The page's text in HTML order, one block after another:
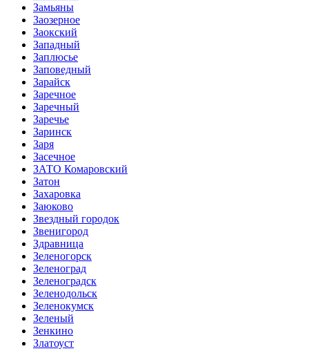
Замьяны
Заозерное
Заокский
Западный
Заплюсье
Заповедный
Зарайск
Заречное
Заречный
Заречье
Заринск
Заря
Засечное
ЗАТО Комаровский
Затон
Захаровка
Заюково
Звездный городок
Звенигород
Здравница
Зеленогорск
Зеленоград
Зеленоградск
Зеленодольск
Зеленокумск
Зеленый
Зенкино
Златоуст